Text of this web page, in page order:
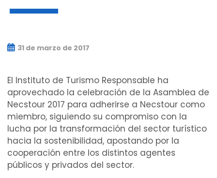
31 de marzo de 2017
El Instituto de Turismo Responsable ha
aprovechado la celebración de la Asamblea de
Necstour 2017 para adherirse a Necstour como
miembro, siguiendo su compromiso con la
lucha por la transformación del sector turístico
hacia la sostenibilidad, apostando por la
cooperación entre los distintos agentes
públicos y privados del sector.